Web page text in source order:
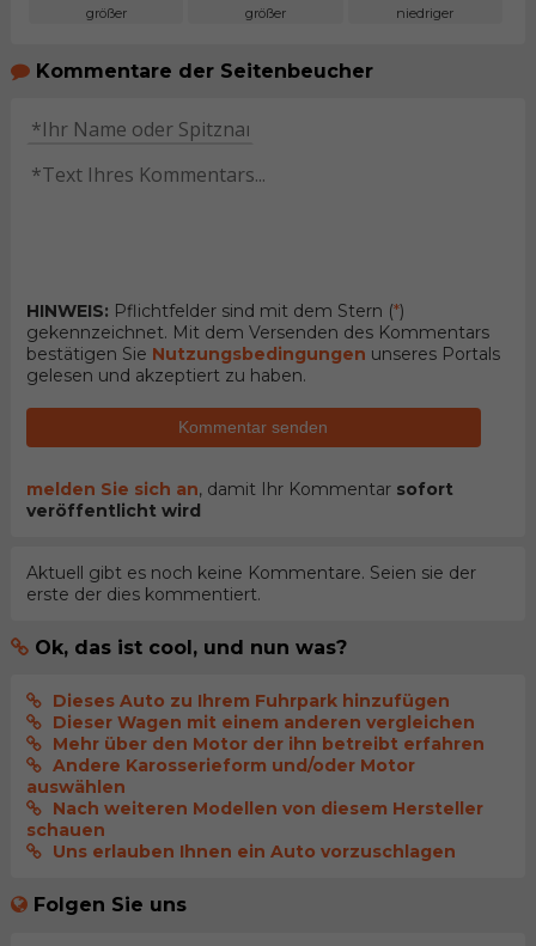
größer größer niedriger
Kommentare der Seitenbeucher
HINWEIS: Pflichtfelder sind mit dem Stern (*)
gekennzeichnet. Mit dem Versenden des Kommentars
bestätigen Sie Nutzungsbedingungen unseres Portals
gelesen und akzeptiert zu haben.
Kommentar senden
melden Sie sich an, damit Ihr Kommentar sofort
veröffentlicht wird
Aktuell gibt es noch keine Kommentare. Seien sie der
erste der dies kommentiert.
Ok, das ist cool, und nun was?
Dieses Auto zu Ihrem Fuhrpark hinzufügen
Dieser Wagen mit einem anderen vergleichen
Mehr über den Motor der ihn betreibt erfahren
Andere Karosserieform und/oder Motor
auswählen
Nach weiteren Modellen von diesem Hersteller
schauen
Uns erlauben Ihnen ein Auto vorzuschlagen
Folgen Sie uns